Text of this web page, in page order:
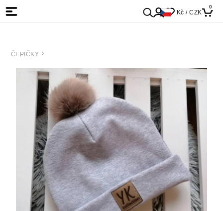
Kč / CZK
0
ČEPIČKY